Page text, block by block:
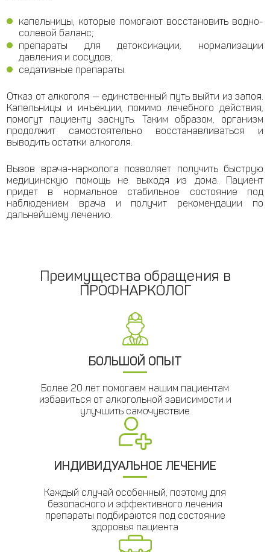
капельницы, которые помогают восстановить водно-
солевой баланс;
препараты для детоксикации, нормализации
давления и сосудов;
седативные препараты.
Отказ от алкоголя — единственный путь выйти из запоя.
Капельницы и инъекции, помимо лечебного действия,
помогут пациенту заснуть. Таким образом, организм
продолжит самостоятельно восстанавливаться и
выводить остатки алкоголя.
Вызов врача-нарколога позволяет получить быструю
медицинскую помощь не выходя из дома. Пациент
придет в нормальное стабильное состояние под
наблюдением врача и получит рекомендации по
дальнейшему лечению.
Преимущества обращения в
ПРОФНАРКОЛОГ
БОЛЬШОЙ ОПЫТ
Более 20 лет помогаем нашим пациентам
избавиться от алкогольной зависимости и
улучшить самочувствие
ИНДИВИДУАЛЬНОЕ ЛЕЧЕНИЕ
Каждый случай особенный, поэтому для
безопасного и эффективного лечения
препараты подбираются под состояние
здоровья пациента